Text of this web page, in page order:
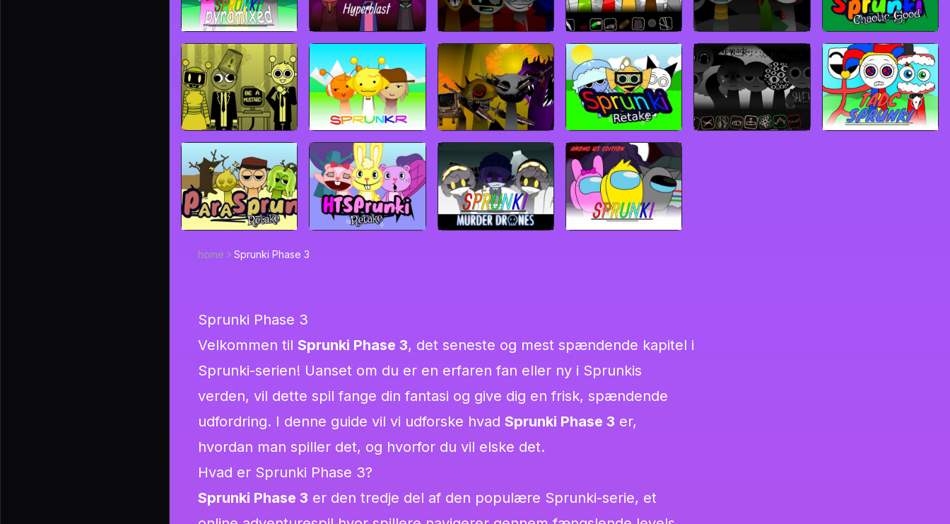
home Sprunki Phase 3
Sprunki Phase 3
Velkommen til Sprunki Phase 3, det seneste og mest spændende kapitel i
Sprunki-serien! Uanset om du er en erfaren fan eller ny i Sprunkis
verden, vil dette spil fange din fantasi og give dig en frisk, spændende
udfordring. I denne guide vil vi udforske hvad Sprunki Phase 3 er,
hvordan man spiller det, og hvorfor du vil elske det.
Hvad er Sprunki Phase 3?
Sprunki Phase 3 er den tredje del af den populære Sprunki-serie, et